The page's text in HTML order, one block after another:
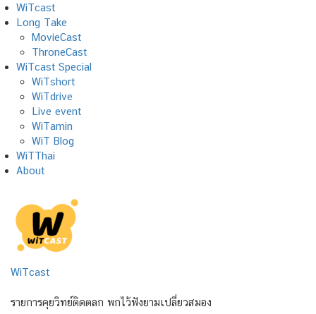
Skip
to
content
WiTcast
Long Take
MovieCast
ThroneCast
WiTcast Special
WiTshort
WiTdrive
Live event
WiTamin
WiT Blog
WiTThai
About
WiTcast
รายการคุยวิทย์ติดตลก พกไว้ฟังยามเปลี่ยวสมอง